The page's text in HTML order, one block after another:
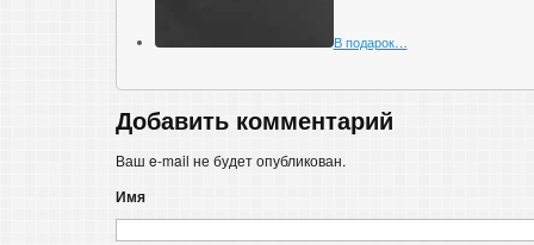
В подарок…
Добавить комментарий
Ваш e-mail не будет опубликован.
Имя